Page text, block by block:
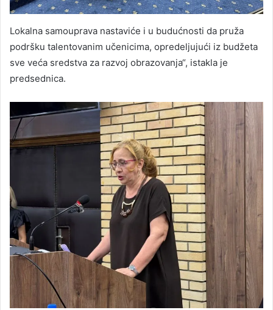
Lokalna samouprava nastaviće i u budućnosti da pruža
podršku talentovanim učenicima, opredeljujući iz budžeta
sve veća sredstva za razvoj obrazovanja“, istakla je
predsednica.